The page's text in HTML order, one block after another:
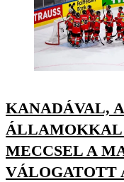
KANADÁVAL,
ÁLLAMOKKAL
MECCSEL A
VÁLOGATOTT